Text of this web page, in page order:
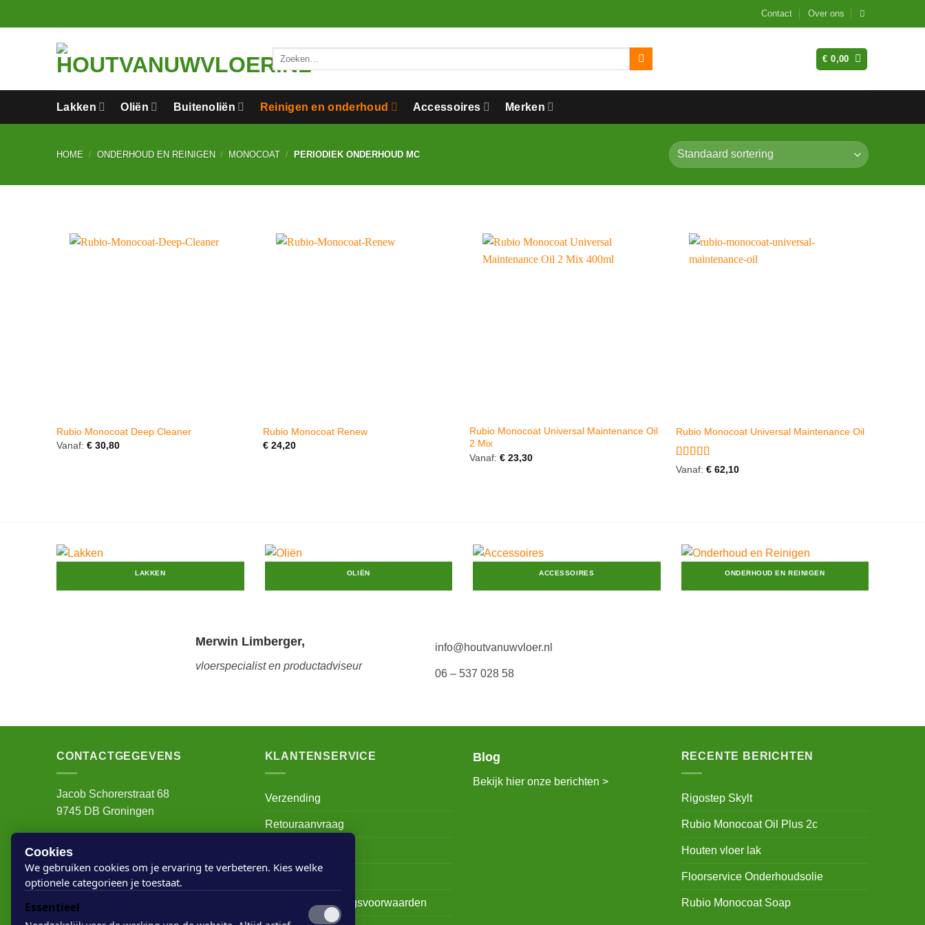
naar
Contact Over ons
Zoeken
naar:
€ 0,00
Lakken Oliën Buitenoliën Reinigen en onderhoud Accessoires Merken
HOME / ONDERHOUD EN REINIGEN / MONOCOAT / PERIODIEK ONDERHOUD MC
Rubio Monocoat Deep Cleaner
Vanaf: €30,80
Rubio Monocoat Renew
€24,20
Rubio Monocoat Universal Maintenance Oil
2 Mix
Vanaf: €23,30
Rubio Monocoat Universal Maintenance Oil
Gewaardeerd
Vanaf: €62,10
LAKKEN OLIËN ACCESSOIRES ONDERHOUD EN REINIGEN
Merwin Limberger,
vloerspecialist en productadviseur
info@houtvanuwvloer.nl
06 – 537 028 58
CONTACTGEGEVENS
Jacob Schorerstraat 68
9745 DB Groningen
Contactpagina >
Gemakkelijk betalen
KLANTENSERVICE
Verzending
Retouraanvraag
Algemene leveringsvoorwaarden
Blog
Bekijk hier onze berichten >
RECENTE BERICHTEN
Rigostep Skylt
Rubio Monocoat Oil Plus 2c
Houten vloer lak
Floorservice Onderhoudsolie
Rubio Monocoat Soap
Cookies
We gebruiken cookies om je ervaring te verbeteren. Kies welke
optionele categorieen je toestaat.
Essentieel